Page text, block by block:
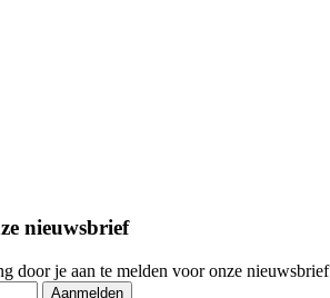
nieuwsbrief
door je aan te melden voor onze nieuwsbrief
Aanmelden